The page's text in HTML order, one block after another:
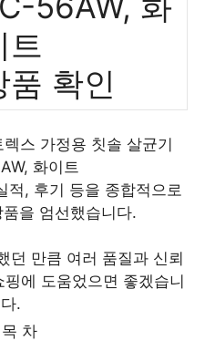
트
품 확인
스 가정용 칫솔 살균기
화이트
적, 후기 등을 종합적으로
을 엄선했습니다.
던 만큼 여러 품질과 신뢰
에 도움었으면 좋겠습니
다.
목 차